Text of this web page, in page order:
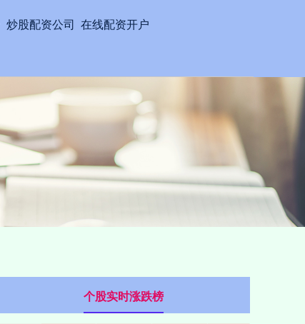
炒股配资公司 在线配资开户
个股实时涨跌榜